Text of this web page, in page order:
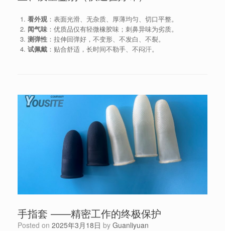
看外观：表面光滑、无杂质、厚薄均匀、切口平整。
闻气味：优质品仅有轻微橡胶味；刺鼻异味为劣质。
测弹性：拉伸回弹好，不变形、不发白、不裂。
试佩戴：贴合舒适，长时间不勒手、不闷汗。
手指套 ——精密工作的终极保护
Posted on 2025年3月18日 by Guanliyuan